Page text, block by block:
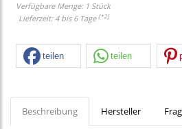
Verfügbare Menge: 1 Stück
Lieferzeit: 4 bis 6 Tage [*2]
teilen teilen
Beschreibung Hersteller